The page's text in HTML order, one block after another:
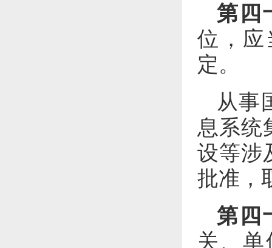
第
位，应
定。
从事
息系统
设等涉
批准，
第四
关、